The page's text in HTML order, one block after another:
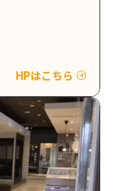
HPはこちら